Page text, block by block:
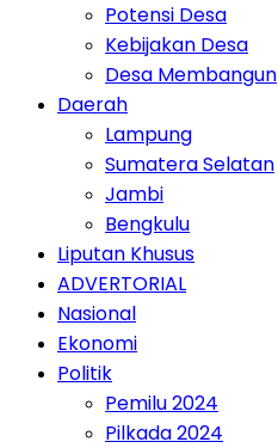
Potensi Desa
Kebijakan Desa
Desa Membangun
Daerah
Lampung
Sumatera Selatan
Jambi
Bengkulu
Liputan Khusus
ADVERTORIAL
Nasional
Ekonomi
Politik
Pemilu 2024
Pilkada 2024